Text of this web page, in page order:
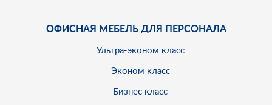
ОФИСНАЯ МЕБЕЛЬ ДЛЯ ПЕРСОНАЛА
Ультра-эконом класс
Эконом класс
Бизнес класс